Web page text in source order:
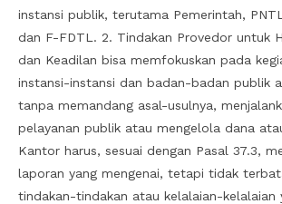
instansi publik, terutama Pemerintah,
dan F-FDTL. 2. Tindakan Provedor untuk
dan Keadilan bisa memfokuskan pada
instansi-instansi dan badan-badan publik
tanpa memandang asal-usulnya,
pelayanan publik atau mengelola dana
Kantor harus, sesuai dengan Pasal 37.3,
laporan yang mengenai, tetapi tidak
tindakan-tindakan atau kelalaian-kelalaian